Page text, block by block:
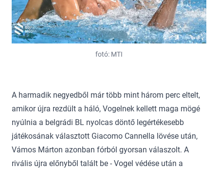
fotó: MTI
A harmadik negyedből már több mint három perc eltelt,
amikor újra rezdült a háló, Vogelnek kellett maga mögé
nyúlnia a belgrádi BL nyolcas döntő legértékesebb
játékosának választott Giacomo Cannella lövése után,
Vámos Márton azonban fórból gyorsan válaszolt. A
rivális újra előnyből talált be - Vogel védése után a